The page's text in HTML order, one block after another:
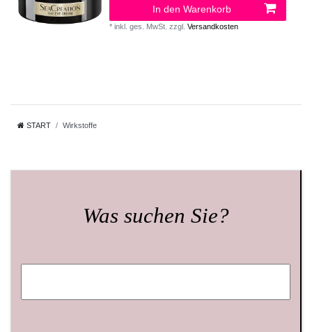
In den Warenkorb
*inkl. ges. MwSt. zzgl.Versandkosten
START Wirkstoffe
Was suchen Sie?